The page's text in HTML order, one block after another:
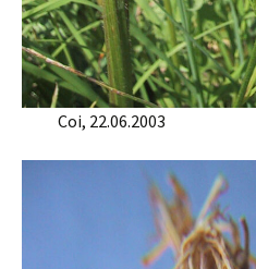
Coi, 22.06.2003